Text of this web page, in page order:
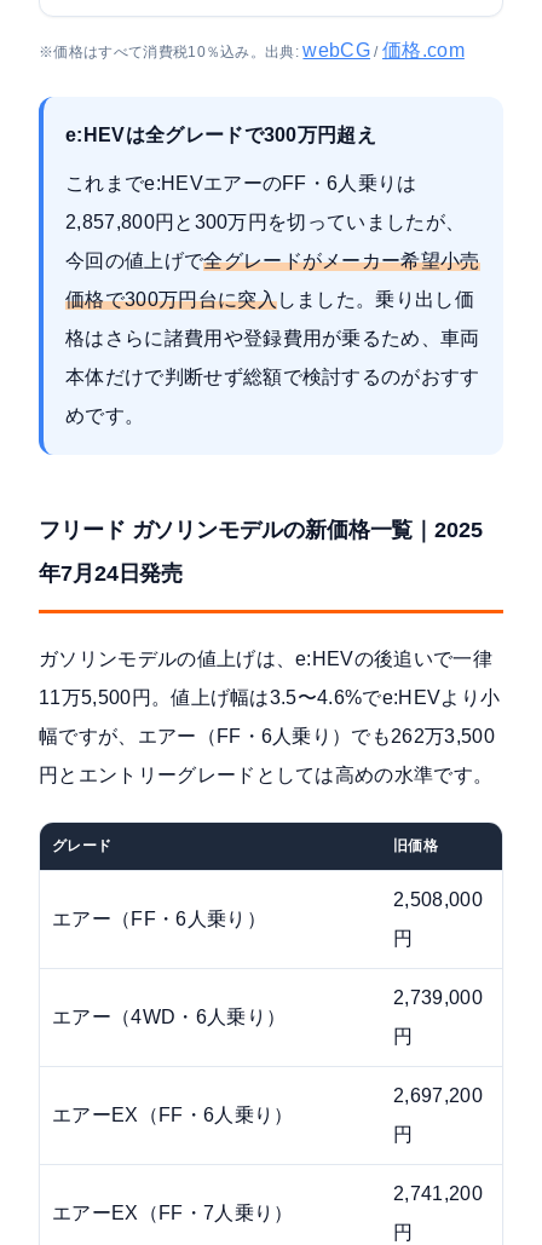
※価格はすべて消費税10％込み。出典:webCG / 価格.com
e:HEVは全グレードで300万円超え
これまでe:HEVエアーのFF・6人乗りは
2,857,800円と300万円を切っていましたが、
今回の値上げで全グレードがメーカー希望小売
価格で300万円台に突入しました。乗り出し価
格はさらに諸費用や登録費用が乗るため、車両
本体だけで判断せず総額で検討するのがおすす
めです。
フリード ガソリンモデルの新価格一覧｜2025
年7月24日発売
ガソリンモデルの値上げは、e:HEVの後追いで一律
11万5,500円。値上げ幅は3.5〜4.6%でe:HEVより小
幅ですが、エアー（FF・6人乗り）でも262万3,500
円とエントリーグレードとしては高めの水準です。
グレード 旧価格
エアー（FF・6人乗り）
2,508,000
円
エアー（4WD・6人乗り）
2,739,000
円
エアーEX（FF・6人乗り）
2,697,200
円
エアーEX（FF・7人乗り）
2,741,200
円